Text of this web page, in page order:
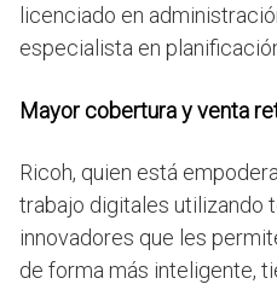
licenciado en
especialista en
Mayor cobertura y venta
Ricoh, quien está
trabajo digitales utilizando
innovadores que les
de forma más inteligente,